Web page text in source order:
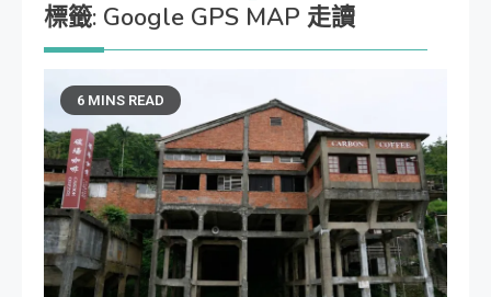
標籤: Google GPS MAP 走讀
6 MINS READ